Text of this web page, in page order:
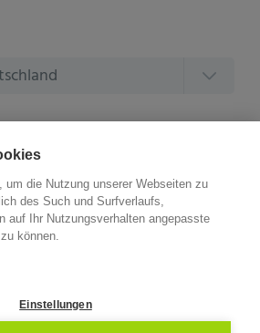
in Deutschland
Alle Rechte Vorbehalten.
um die Nutzung unserer Webseiten zu
des Such und Surfverlaufs,
auf Ihr Nutzungsverhalten angepasste
können.
Einstellungen